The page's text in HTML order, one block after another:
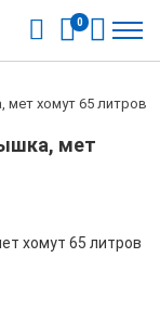
0
хомут 65 литров
мет